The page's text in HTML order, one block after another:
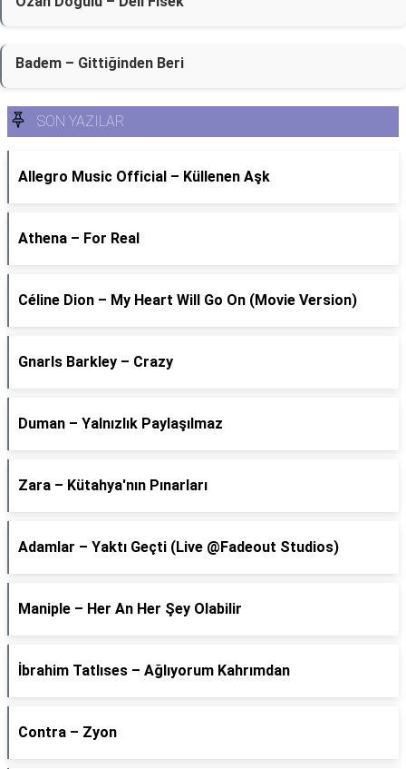
Badem – Gittiğinden Beri
SON YAZILAR
Allegro Music Official – Küllenen Aşk
Athena – For Real
Céline Dion – My Heart Will Go On (Movie Version)
Gnarls Barkley – Crazy
Duman – Yalnızlık Paylaşılmaz
Zara – Kütahya'nın Pınarları
Adamlar – Yaktı Geçti (Live @Fadeout Studios)
Maniple – Her An Her Şey Olabilir
İbrahim Tatlıses – Ağlıyorum Kahrımdan
Contra – Zyon